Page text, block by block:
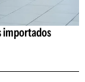
importados